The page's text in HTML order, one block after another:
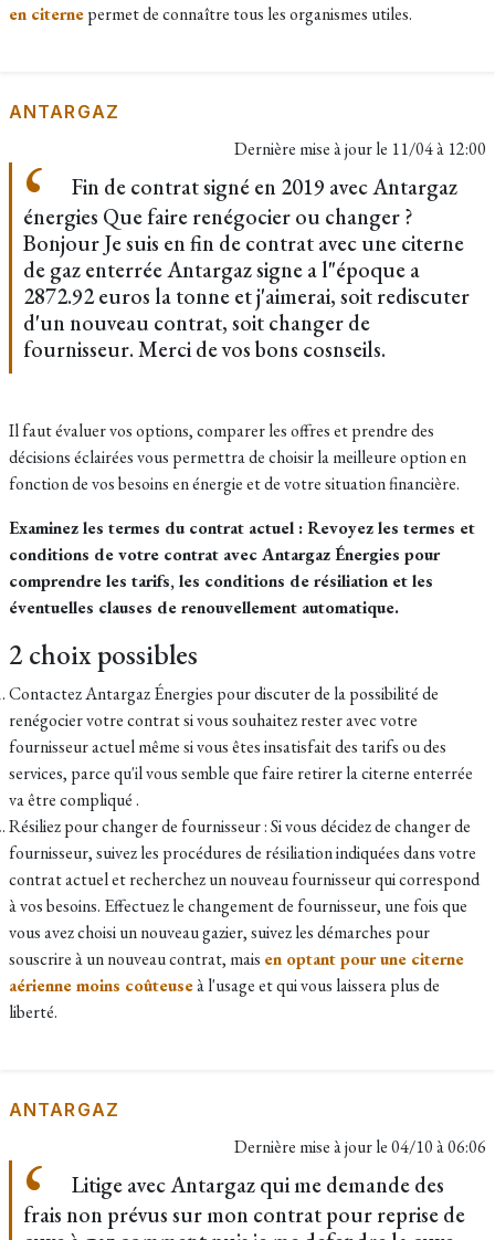
en citernepermet de connaître tous les organismes utiles.
ANTARGAZ
Dernière mise à jour le 11/04 à 12:00
Fin de contrat signé en 2019 avec Antargaz
énergies Que faire renégocier ou changer ?
Bonjour Je suis en fin de contrat avec une citerne
de gaz enterrée Antargaz signe a l"époque a
2872.92 euros la tonne et j'aimerai, soit rediscuter
d'un nouveau contrat, soit changer de
fournisseur. Merci de vos bons cosnseils.
Il faut évaluer vos options, comparer les offres et prendre des
décisions éclairées vous permettra de choisir la meilleure option en
fonction de vos besoins en énergie et de votre situation financière.
Examinez les termes du contrat actuel : Revoyez les termes et
conditions de votre contrat avec Antargaz Énergies pour
comprendre les tarifs, les conditions de résiliation et les
éventuelles clauses de renouvellement automatique.
2 choix possibles
Contactez Antargaz Énergies pour discuter de la possibilité de
renégocier votre contrat si vous souhaitez rester avec votre
fournisseur actuel même si vous êtes insatisfait des tarifs ou des
services, parce qu'il vous semble que faire retirer la citerne enterrée
va être compliqué .
Résiliez pour changer de fournisseur : Si vous décidez de changer de
fournisseur, suivez les procédures de résiliation indiquées dans votre
contrat actuel et recherchez un nouveau fournisseur qui correspond
à vos besoins. Effectuez le changement de fournisseur, une fois que
vous avez choisi un nouveau gazier, suivez les démarches pour
souscrire à un nouveau contrat, mais en optant pour une citerne
aérienne moins coûteuseà l'usage et qui vous laissera plus de
liberté.
ANTARGAZ
Dernière mise à jour le04/10 à 06:06
Litige avec Antargaz qui me demande des
frais non prévus sur mon contrat pour reprise de